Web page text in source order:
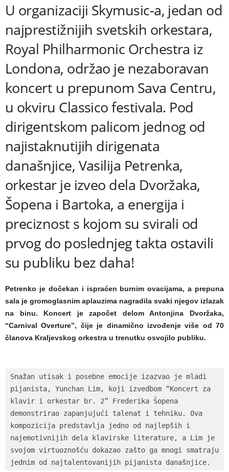
U organizaciji Skymusic-a, jedan od
najprestižnijih svetskih orkestara,
Royal Philharmonic Orchestra iz
Londona, održao je nezaboravan
koncert u prepunom Sava Centru,
u okviru Classico festivala. Pod
dirigentskom palicom jednog od
najistaknutijih dirigenata
današnjice, Vasilija Petrenka,
orkestar je izveo dela Dvoržaka,
Šopena i Bartoka, a energija i
preciznost s kojom su svirali od
prvog do poslednjeg takta ostavili
su publiku bez daha!
Petrenko je dočekan i ispraćen burnim ovacijama, a prepuna
sala je gromoglasnim aplauzima nagradila svaki njegov izlazak
na binu. Koncert je započet delom Antonjina Dvoržaka,
“Carnival Overture”, čije je dinamično izvođenje više od 70
članova Kraljevskog orkestra u trenutku osvojilo publiku.
Snažan utisak i posebne emocije izazvao je mladi
pijanista, Yunchan Lim, koji izvedbom “Koncert za
klavir i orkestar br. 2” Frederika Šopena
demonstrirao zapanjujući talenat i tehniku. Ova
kompozicija predstavlja jedno od najlepših i
najemotivnijih dela klavirske literature, a Lim je
svojom virtuoznošću dokazao zašto ga mnogi smatraju
jednim od najtalentovanijih pijanista današnjice.